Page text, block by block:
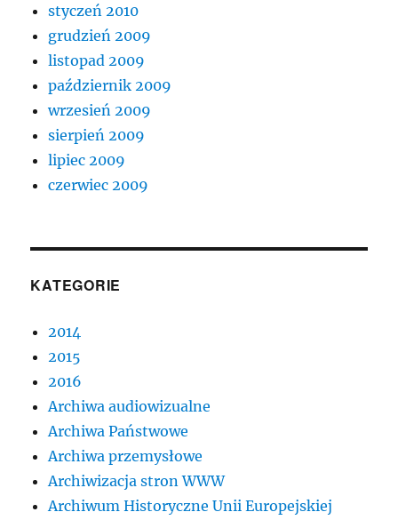
styczeń 2010
grudzień 2009
listopad 2009
październik 2009
wrzesień 2009
sierpień 2009
lipiec 2009
czerwiec 2009
KATEGORIE
2014
2015
2016
Archiwa audiowizualne
Archiwa Państwowe
Archiwa przemysłowe
Archiwizacja stron WWW
Archiwum Historyczne Unii Europejskiej